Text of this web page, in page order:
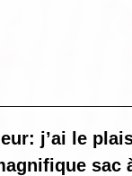
j’ai le
sac